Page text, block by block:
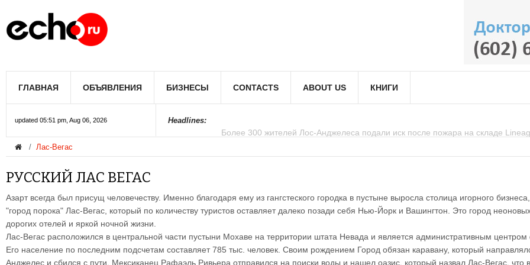
ГЛАВНАЯ ОБЪЯВЛЕНИЯ БИЗНЕСЫ CONTACTS ABOUT US КНИГИ
updated 05:51 pm, Aug 06, 2026 Headlines:
Мэрию Лос-Анджелеса закрыли после обнаружения неизвестного вещества
Фермеры Аризоны предупредили о возможном росте цен из-за сокращения
В Госдуме предупредили россиян о мошеннической схеме опаснее
Лас-Вегас
РУССКИЙ ЛАС ВЕГАС
Азарт всегда был присущ человечеству. Именно благодаря ему из гангстеского городка в пустыне выросла столица игорного
"город порока" Лас-Вегас, который по количеству туристов оставляет далеко позади себя Нью-Йорк и Вашингтон. Это город неоновых
дорогих отелей и яркой ночной жизни.
Лас-Вегас расположился в центральной части пустыни Мохаве на территории штата Невада и является административным центром
Его население по последним подсчетам составляет 785 тыс. человек. Своим рождением Город обязан каравану, который
Анджелес и сбился с пути. Мексиканец Рафаэль Ривьера отправился на поиски воды и нашел оазис, который назвал Лас-Вегас, что